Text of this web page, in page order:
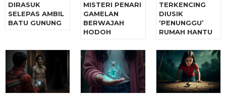
DIRASUK
SELEPAS AMBIL
BATU GUNUNG
MISTERI PENARI
GAMELAN
BERWAJAH
HODOH
TERKENCING
DIUSIK
‘PENUNGGU’
RUMAH HANTU